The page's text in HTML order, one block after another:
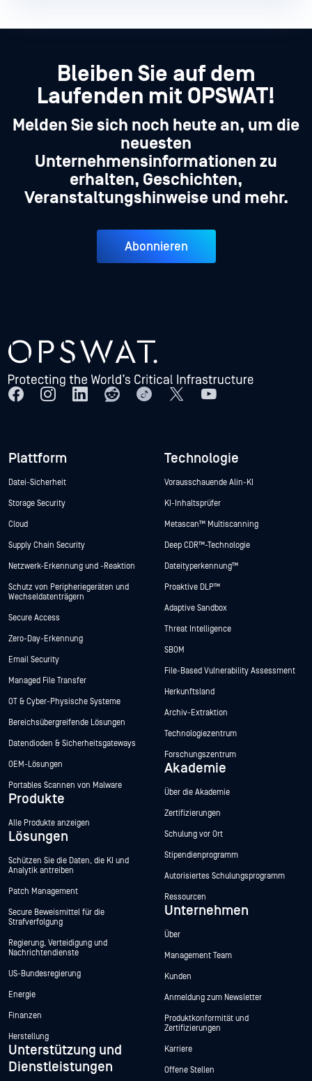
Bleiben Sie auf dem
Laufenden mit OPSWAT!
Melden Sie sich noch heute an, um die
neuesten
Unternehmensinformationen zu
erhalten, Geschichten,
Veranstaltungshinweise und mehr.
Abonnieren
Plattform
Datei-Sicherheit
Storage Security
Cloud
Supply Chain Security
Netzwerk-Erkennung und -Reaktion
Schutz von Peripheriegeräten und
Wechseldatenträgern
Secure Access
Zero-Day-Erkennung
Email Security
Managed File Transfer
OT & Cyber-Physische Systeme
Bereichsübergreifende Lösungen
Datendioden & Sicherheitsgateways
OEM-Lösungen
Portables Scannen von Malware
Produkte
Alle Produkte anzeigen
Lösungen
Schützen Sie die Daten, die KI und
Analytik antreiben
Patch Management
Secure Beweismittel für die
Strafverfolgung
Regierung, Verteidigung und
Nachrichtendienste
US-Bundesregierung
Energie
Finanzen
Herstellung
Unterstützung und
Dienstleistungen
Technologie
Vorausschauende Alin-KI
KI-Inhaltsprüfer
Metascan™ Multiscanning
Deep CDR™-Technologie
Dateityperkennung™
Proaktive DLP™
Adaptive Sandbox
Threat Intelligence
SBOM
File-Based Vulnerability Assessment
Herkunftsland
Archiv-Extraktion
Technologiezentrum
Forschungszentrum
Akademie
Über die Akademie
Zertifizierungen
Schulung vor Ort
Stipendienprogramm
Autorisiertes Schulungsprogramm
Ressourcen
Unternehmen
Über
Management Team
Kunden
Anmeldung zum Newsletter
Produktkonformität und
Zertifizierungen
Karriere
Offene Stellen